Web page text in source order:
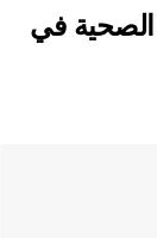
الصحية في